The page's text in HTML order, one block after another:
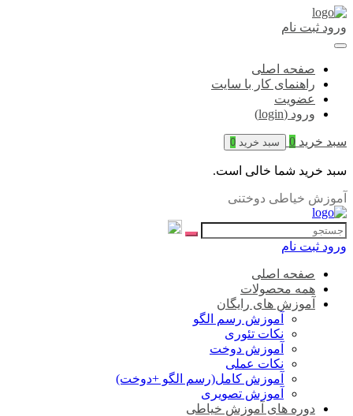
ورود ثبت نام
صفحه اصلی
راهنمای کار با سایت
عضویت
ورود (login)
سبد خرید 0 سبد خرید 0
سبد خرید شما خالی است.
آموزش خیاطی دوختنی
ورود ثبت نام
صفحه اصلی
همه محصولات
آموزش های رایگان
آموزش رسم الگو
نکات تئوری
آموزش دوخت
نکات عملی
آموزش کامل(رسم الگو +دوخت)
آموزش تصویری
دوره های آموزش خیاطی